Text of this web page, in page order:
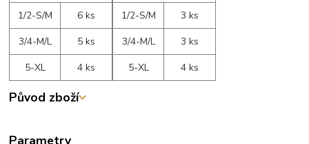
1/2-S/M
6 ks
3/4-M/L
5 ks
5-XL
4 ks
1/2-S/M
3 ks
3/4-M/L
3 ks
5-XL
4 ks
Původ zboží
Parametry